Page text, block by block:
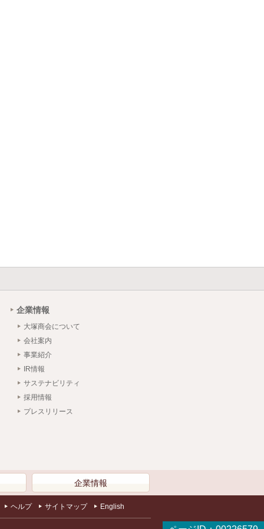
企業情報
大塚商会について
会社案内
事業紹介
IR情報
サステナビリティ
採用情報
プレスリリース
企業情報
ヘルプ サイトマップ English